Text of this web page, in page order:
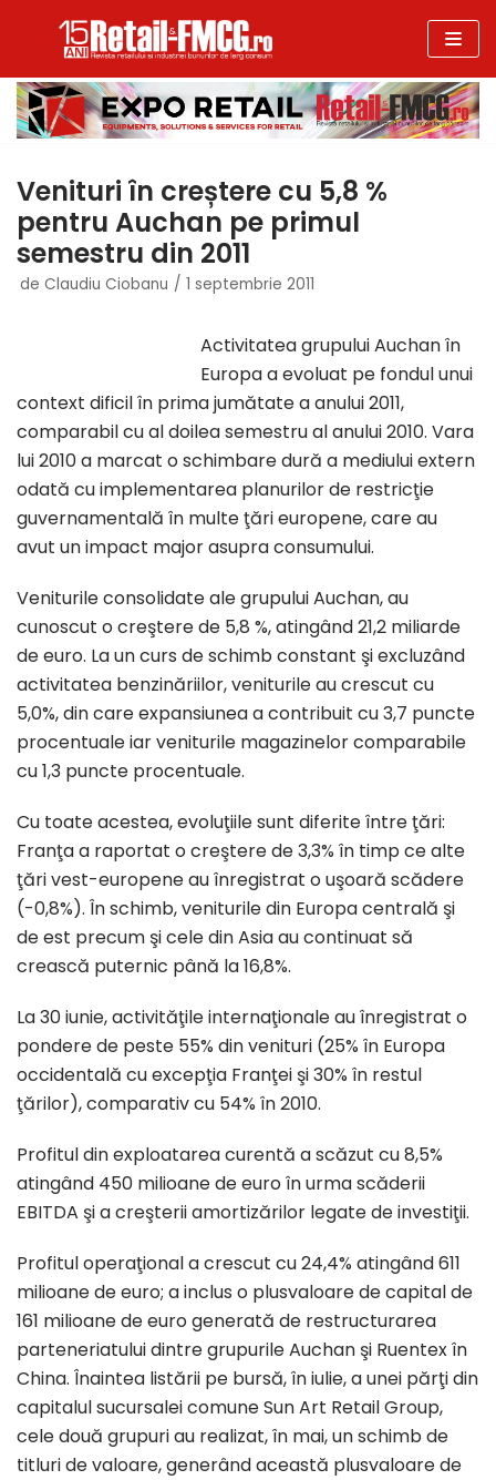
la
conținut
Venituri în creștere cu 5,8 %
pentru Auchan pe primul
semestru din 2011
de Claudiu Ciobanu 1 septembrie 2011
Activitatea grupului Auchan în
Europa a evoluat pe fondul unui
context dificil în prima jumătate a anului 2011,
comparabil cu al doilea semestru al anului 2010. Vara
lui 2010 a marcat o schimbare dură a mediului extern
odată cu implementarea planurilor de restricţie
guvernamentală în multe ţări europene, care au
avut un impact major asupra consumului.
Veniturile consolidate ale grupului Auchan, au
cunoscut o creştere de 5,8 %, atingând 21,2 miliarde
de euro. La un curs de schimb constant şi excluzând
activitatea benzinăriilor, veniturile au crescut cu
5,0%, din care expansiunea a contribuit cu 3,7 puncte
procentuale iar veniturile magazinelor comparabile
cu 1,3 puncte procentuale.
Cu toate acestea, evoluţiile sunt diferite între ţări:
Franţa a raportat o creştere de 3,3% în timp ce alte
ţări vest-europene au înregistrat o uşoară scădere
(-0,8%). În schimb, veniturile din Europa centrală şi
de est precum şi cele din Asia au continuat să
crească puternic până la 16,8%.
La 30 iunie, activităţile internaţionale au înregistrat o
pondere de peste 55% din venituri (25% în Europa
occidentală cu excepţia Franţei şi 30% în restul
ţărilor), comparativ cu 54% în 2010.
Profitul din exploatarea curentă a scăzut cu 8,5%
atingând 450 milioane de euro în urma scăderii
EBITDA şi a creşterii amortizărilor legate de investiţii.
Profitul operaţional a crescut cu 24,4% atingând 611
milioane de euro; a inclus o plusvaloare de capital de
161 milioane de euro generată de restructurarea
parteneriatului dintre grupurile Auchan şi Ruentex în
China. Înaintea listării pe bursă, în iulie, a unei părţi din
capitalul sucursalei comune Sun Art Retail Group,
cele două grupuri au realizat, în mai, un schimb de
titluri de valoare, generând această plusvaloare de